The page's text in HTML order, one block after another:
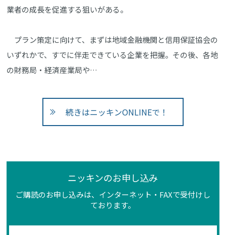
業者の成長を促進する狙いがある。
プラン策定に向けて、まずは地域金融機関と信用保証協会の
いずれかで、すでに伴走できている企業を把握。その後、各地
の財務局・経済産業局や…
続きはニッキンONLINEで！
ニッキンのお申し込み
ご購読のお申し込みは、インターネット・FAXで受付けし
ております。